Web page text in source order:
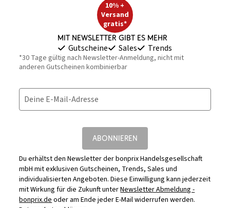
10% +
Versand
gratis*
Mit Newsletter gibt es mehr
Gutscheine Sales Trends
*30 Tage gültig nach Newsletter-Anmeldung, nicht mit
anderen Gutscheinen kombinierbar
Deine E-Mail-Adresse
ABONNIEREN
Du erhältst den Newsletter der bonprix Handelsgesellschaft
mbH mit exklusiven Gutscheinen, Trends, Sales und
individualisierten Angeboten. Diese Einwilligung kann jederzeit
mit Wirkung für die Zukunft unterNewsletter Abmeldung -
bonprix.deoder am Ende jeder E-Mail widerrufen werden.